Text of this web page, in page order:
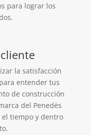
para lograr los
la satisfacción
entender tus
de construcción
del Penedès
tiempo y dentro